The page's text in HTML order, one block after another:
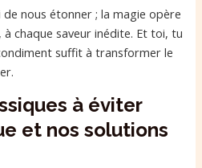
de nous étonner ; la magie opère
chaque saveur inédite. Et toi, tu
suffit à transformer le
à éviter
et nos solutions